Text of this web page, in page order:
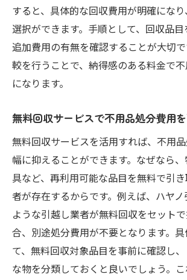
すると、具体的な回収費用が明確にな
選択ができます。手順として、回収品目
追加費用の有無を確認することが大切
較を行うことで、納得感のある料金で
になります。
無料回収サービスで不用品処分費用
無料回収サービスを活用すれば、不用
幅に抑えることができます。なぜなら
具など、再利用可能な品目を無料で引
者が存在するからです。例えば、ハヤ
ような引越し業者が無料回収をセット
合、別途処分費用が不要となります。
て、無料回収対象品目を事前に確認し
な物を分類しておくと良いでしょう。